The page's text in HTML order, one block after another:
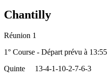
Chantilly
Réunion 1
1° Course - Départ prévu à 13:55
Quinte
13-4-1-10-2-7-6-3